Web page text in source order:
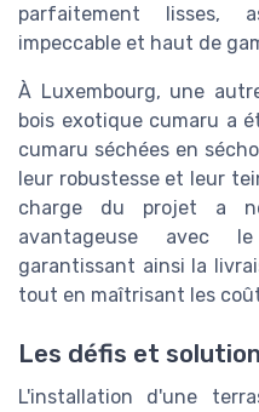
parfaitement lisses,
impeccable et haut de
À Luxembourg, une
bois exotique cumaru a
cumaru séchées en
leur robustesse et leur
charge du projet a
avantageuse avec
garantissant ainsi la
tout en maîtrisant les
Les défis et
L'installation d'une